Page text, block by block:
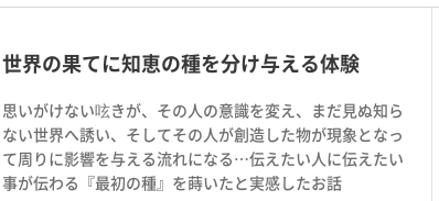
世界の果てに知恵の種を分け与える体験
思いがけない呟きが、その人の意識を変え、まだ見ぬ知ら
ない世界へ誘い、そしてその人が創造した物が現象となっ
て周りに影響を与える流れになる…伝えたい人に伝えたい
事が伝わる『最初の種』を蒔いたと実感したお話